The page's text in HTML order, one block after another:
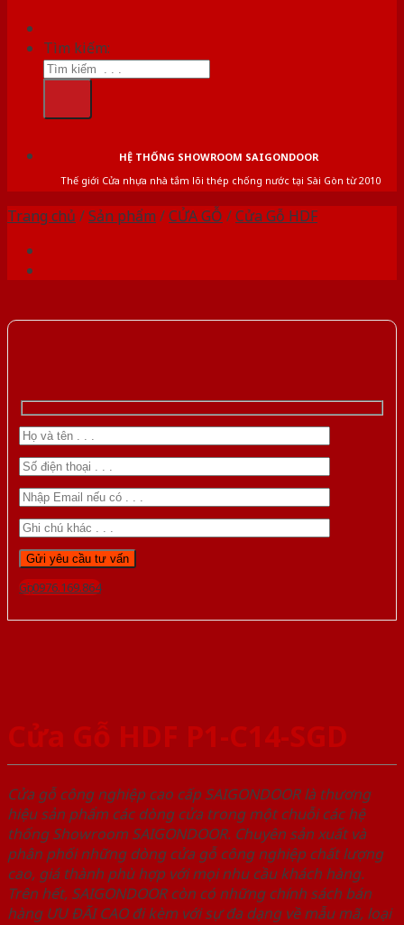
Tìm kiếm:
HỆ THỐNG SHOWROOM SAIGONDOOR
Thế giới Cửa nhựa nhà tắm lõi thép chống nước tại Sài Gòn từ 2010
Trang chủ /Sản phẩm /CỬA GỖ /Cửa Gỗ HDF
Gọi 0976.169.864
Cửa Gỗ HDF P1-C14-SGD
Cửa gỗ công nghiệp cao cấp SAIGONDOOR là thương
hiệu sản phẩm các dòng cửa trong một chuỗi các hệ
thống Showroom SAIGONDOOR. Chuyên sản xuất và
phân phối những dòng cửa gỗ công nghiệp chất lượng
cao, giá thành phù hợp với mọi nhu cầu khách hàng.
Trên hết, SAIGONDOOR còn có những chính sách bán
hàng ƯU ĐÃI CAO đi kèm với sự đa dạng về mẫu mã, loại